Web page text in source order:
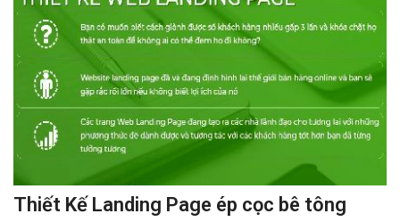
Thiết Kế Landing Page ép cọc bê tông